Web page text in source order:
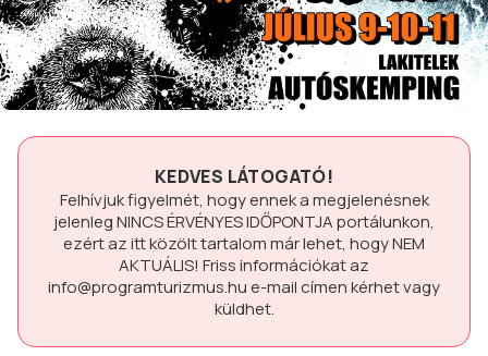
KEDVES LÁTOGATÓ!
Felhívjuk figyelmét, hogy ennek a megjelenésnek
jelenlegNINCS ÉRVÉNYES IDŐPONTJAportálunkon,
ezért az itt közölt tartalom már lehet, hogyNEM
AKTUÁLIS! Friss információkat az
info@programturizmus.hue-mail címen kérhet vagy
küldhet.